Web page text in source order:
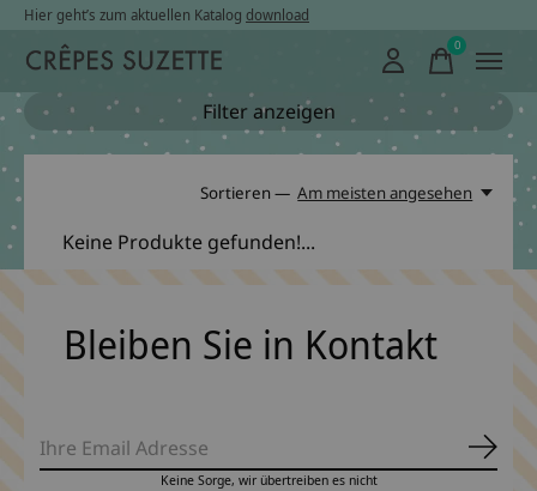
Hier geht’s zum aktuellen Katalog download
0items
Filter anzeigen
Sortieren — Am meisten angesehen
Keine Produkte gefunden!...
Bleiben Sie in Kontakt
Keine Sorge, wir übertreiben es nicht